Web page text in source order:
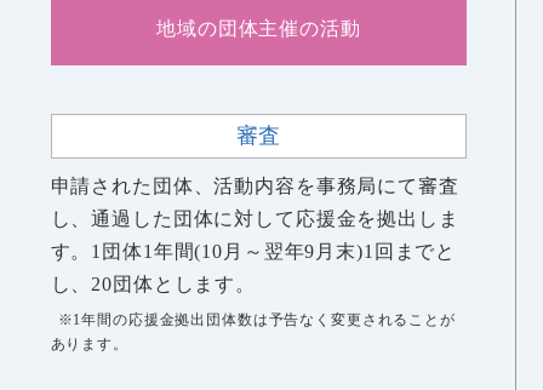
地域の団体主催の活動
審査
申請された団体、活動内容を事務局にて審査
し、通過した団体に対して応援金を拠出しま
す。1団体1年間(10月～翌年9月末)1回までと
し、20団体とします。
※1年間の応援金拠出団体数は予告なく変更されることが
あります。